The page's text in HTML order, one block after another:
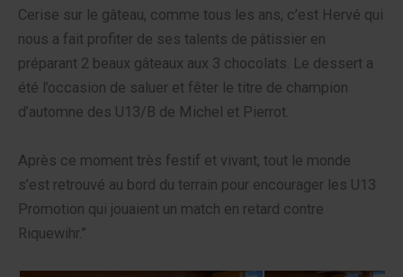
Cerise sur le gâteau, comme tous les ans, c’est Hervé qui
nous a fait profiter de ses talents de pâtissier en
préparant 2 beaux gâteaux aux 3 chocolats. Le dessert a
été l’occasion de saluer et fêter le titre de champion
d’automne des U13/B de Michel et Pierrot.
Après ce moment très festif et vivant, tout le monde
s’est retrouvé au bord du terrain pour encourager les U13
Promotion qui jouaient un match en retard contre
Riquewihr.”